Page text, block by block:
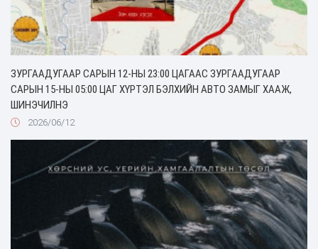
ЗУРГААДУГААР САРЫН 12-НЫ 23:00 ЦАГААС ЗУРГААДУГААР
САРЫН 15-НЫ 05:00 ЦАГ ХҮРТЭЛ БЭЛХИЙН АВТО ЗАМЫГ ХААЖ,
ШИНЭЧИЛНЭ
2026/06/12